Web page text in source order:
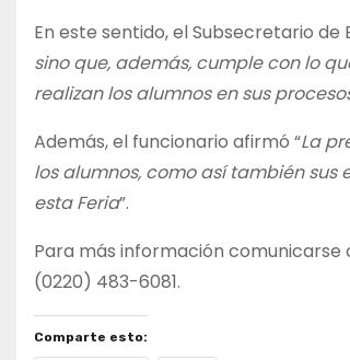
En este sentido, el Subsecretario de
sino que, además, cumple con lo
realizan los alumnos en sus
Además, el funcionario afirmó “La
los alumnos, como así también
esta Feria”.
Para más información comunicarse
(0220) 483-6081.
Comparte esto: